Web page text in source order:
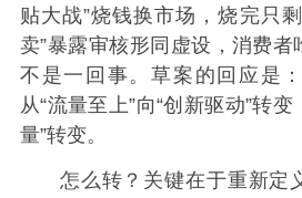
贴大战”烧钱换市场，烧完只
卖”暴露审核形同虚设，消费
不是一回事。草案的回应是
从“流量至上”向“创新驱动”转变
量”转变。
怎么转？关键在于重新定